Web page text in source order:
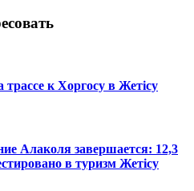
к Хоргосу в Жетісу
Алаколя завершается: 12,3
в туризм Жетісу